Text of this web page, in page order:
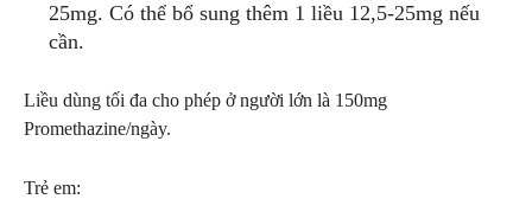
25mg. Có thể bổ sung thêm 1 liều 12,5-25mg nếu
cần.
Liều dùng tối đa cho phép ở người lớn là 150mg
Promethazine/ngày.
Trẻ em: